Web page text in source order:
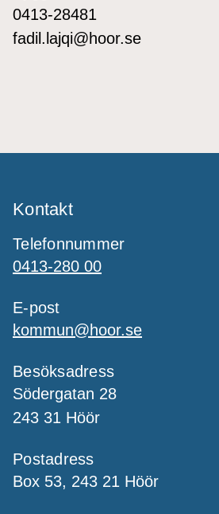
0413-28481
fadil.lajqi@hoor.se
Kontakt
Telefonnummer
0413-280 00
E-post
kommun@hoor.se
Besöksadress
Södergatan 28
243 31 Höör
Postadress
Box 53, 243 21 Höör